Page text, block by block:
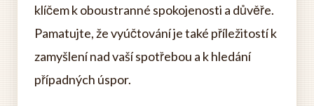
klíčem k oboustranné spokojenosti a důvěře.
Pamatujte, že vyúčtování je také příležitostí k
zamyšlení nad vaší spotřebou a k hledání
případných úspor.